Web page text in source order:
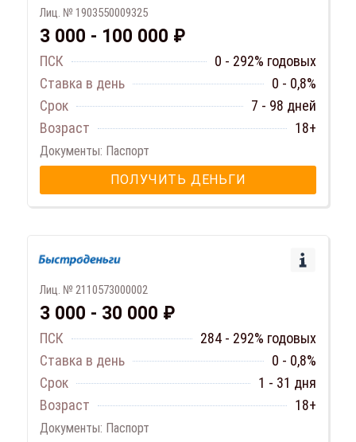
Лиц. № 1903550009325
3 000 - 100 000 ₽
ПСК
0 - 292% годовых
Ставка в день
0 - 0,8%
Срок
7 - 98 дней
Возраст
18+
Документы: Паспорт
ПОЛУЧИТЬ ДЕНЬГИ
Лиц. № 2110573000002
3 000 - 30 000 ₽
ПСК
284 - 292% годовых
Ставка в день
0 - 0,8%
Срок
1 - 31 дня
Возраст
18+
Документы: Паспорт